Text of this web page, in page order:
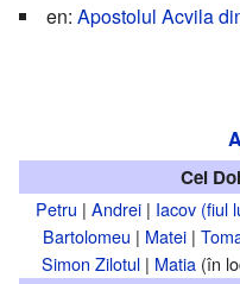
en: Apostolul Acvila
Cei
Petru | Andrei| Iacov (fiul
Bartolomeu | Matei|
Simon Zilotul | Matia (în